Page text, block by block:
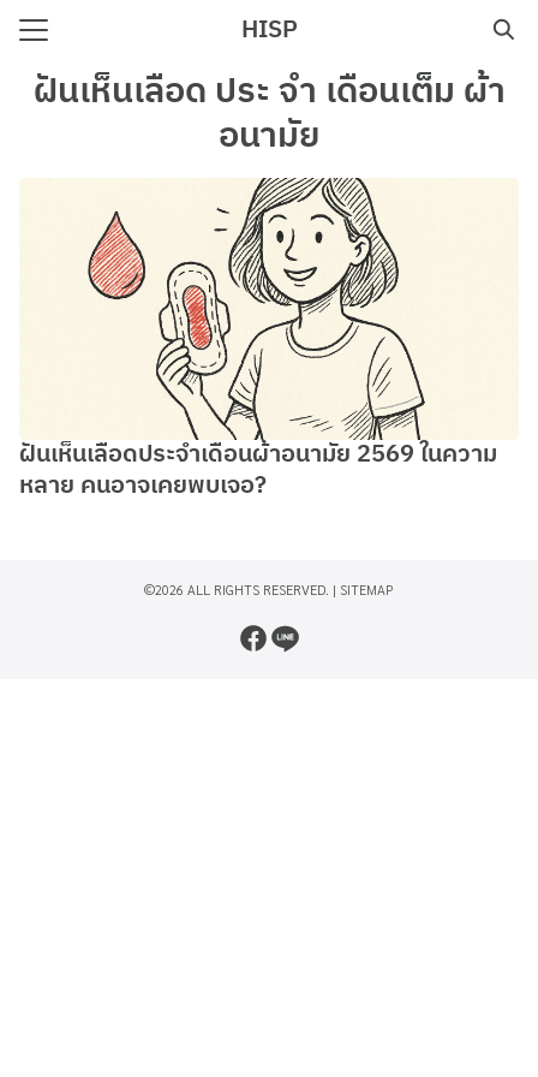
Skip
content
HISP
Search
for:
ฝันเห็นเลือด ประ จํา เดือนเต็ม ผ้า
อนามัย
ฝันเห็นเลือดประจําเดือนผ้าอนามัย 2569 ในความ
หลาย คนอาจเคยพบเจอ?
©2026 ALL RIGHTS RESERVED. | SITEMAP